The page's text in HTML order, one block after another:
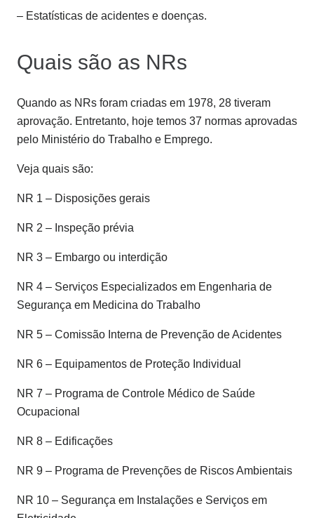
– Estatísticas de acidentes e doenças.
Quais são as NRs
Quando as NRs foram criadas em 1978, 28 tiveram
aprovação. Entretanto, hoje temos 37 normas aprovadas
pelo Ministério do Trabalho e Emprego.
Veja quais são:
NR 1 – Disposições gerais
NR 2 – Inspeção prévia
NR 3 – Embargo ou interdição
NR 4 – Serviços Especializados em Engenharia de
Segurança em Medicina do Trabalho
NR 5 – Comissão Interna de Prevenção de Acidentes
NR 6 – Equipamentos de Proteção Individual
NR 7 – Programa de Controle Médico de Saúde
Ocupacional
NR 8 – Edificações
NR 9 – Programa de Prevenções de Riscos Ambientais
NR 10 – Segurança em Instalações e Serviços em